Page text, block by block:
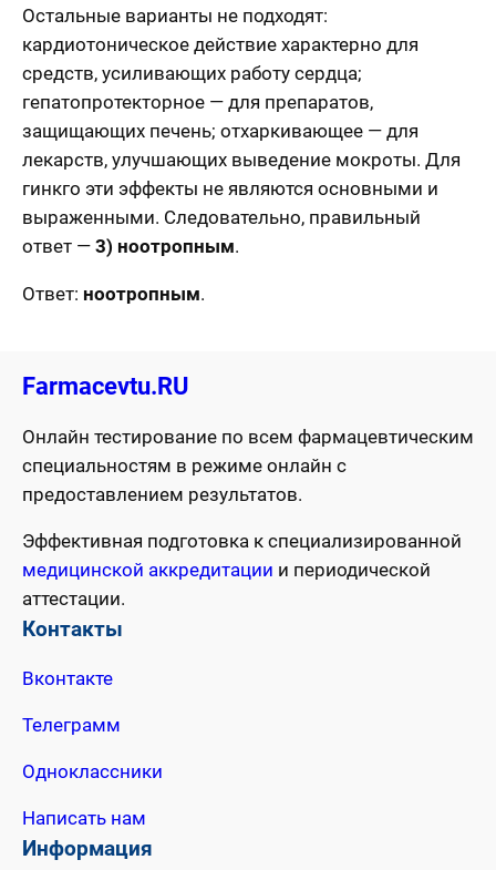
Остальные варианты не подходят:
кардиотоническое действие характерно для
средств, усиливающих работу сердца;
гепатопротекторное — для препаратов,
защищающих печень; отхаркивающее — для
лекарств, улучшающих выведение мокроты. Для
гинкго эти эффекты не являются основными и
выраженными. Следовательно, правильный
ответ — 3) ноотропным.
Ответ: ноотропным.
Farmacevtu.RU
Онлайн тестирование по всем фармацевтическим
специальностям в режиме онлайн с
предоставлением результатов.
Эффективная подготовка к специализированной
медицинской аккредитации и периодической
аттестации.
Контакты
Вконтакте
Телеграмм
Одноклассники
Написать нам
Информация